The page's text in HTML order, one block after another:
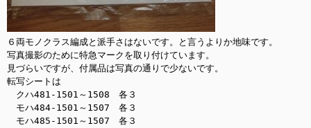
６両モノクラス編成と派手さはないです。と言うよりか地味です。
写真撮影のために特急マークを取り付けています。
見づらいですが、付属品は写真の通りで少ないです。
転写シートは
クハ481-1501～1508　各３
モハ484-1501～1507　各３
モハ485-1501～1507　各３